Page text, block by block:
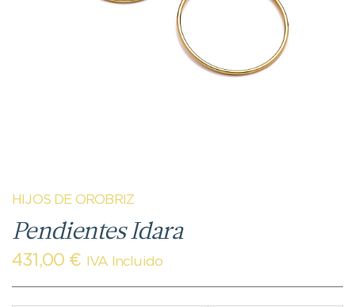
HIJOS DE OROBRIZ
Pendientes Idara
431,00 € IVA Incluido